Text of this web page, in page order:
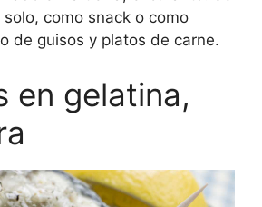
como snack o como
de guisos y platos de carne.
en gelatina,